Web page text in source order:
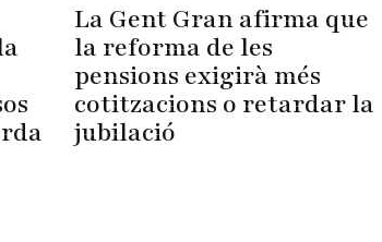
La Gent Gran afirma que
la reforma de les
pensions exigirà més
cotitzacions o retardar la
jubilació